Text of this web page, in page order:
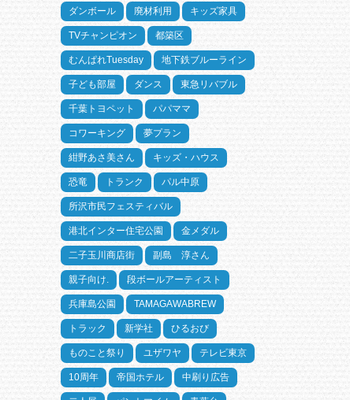
ダンボール 廃材利用 キッズ家具
TVチャンピオン 都築区
むんぱれTuesday 地下鉄ブルーライン
子ども部屋 ダンス 東急リバブル
千葉トヨペット パパママ
コワーキング 夢プラン
紺野あさ美さん キッズ・ハウス
恐竜 トランク パル中原
所沢市民フェスティバル
港北インター住宅公園 金メダル
二子玉川商店街 副島 淳さん
親子向け. 段ボールアーティスト
兵庫島公園 TAMAGAWABREW
トラック 新学社 ひるおび
ものこと祭り ユザワヤ テレビ東京
10周年 帝国ホテル 中刷り広告